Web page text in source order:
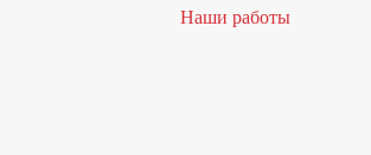
Наши работы